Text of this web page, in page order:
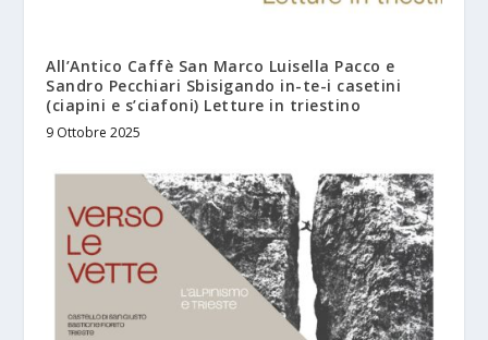
All’Antico Caffè San Marco Luisella Pacco e
Sandro Pecchiari Sbisigando in-te-i casetini
(ciapini e s’ciafoni) Letture in triestino
9 Ottobre 2025